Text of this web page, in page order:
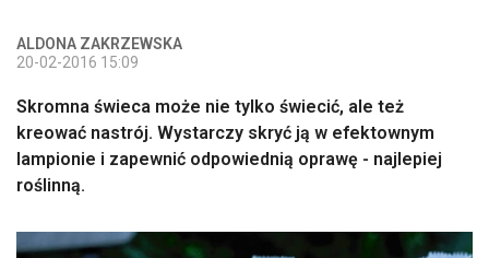
ALDONA ZAKRZEWSKA
20-02-2016 15:09
Skromna świeca może nie tylko świecić, ale też
kreować nastrój. Wystarczy skryć ją w efektownym
lampionie i zapewnić odpowiednią oprawę - najlepiej
roślinną.